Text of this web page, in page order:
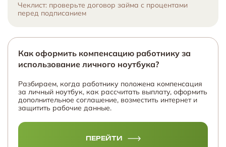
Чеклист: проверьте договор займа с процентами
перед подписанием
Как оформить компенсацию работнику за
использование личного ноутбука?
Разбираем, когда работнику положена компенсация
за личный ноутбук, как рассчитать выплату, оформить
дополнительное соглашение, возместить интернет и
защитить рабочие данные.
ПЕРЕЙТИ